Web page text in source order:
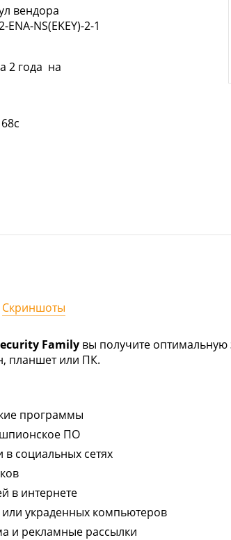
вендора
ENA-NS(EKEY)-2-1
2 года на
Скриншоты
Family вы получите
планшет или ПК.
программы
ПО
социальных сетях
в интернете
украденных компьютеров
и рекламные рассылки